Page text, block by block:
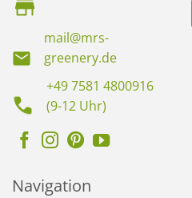
mail@mrs-
greenery.de
+49 7581 4800916
(9-12 Uhr)
Navigation